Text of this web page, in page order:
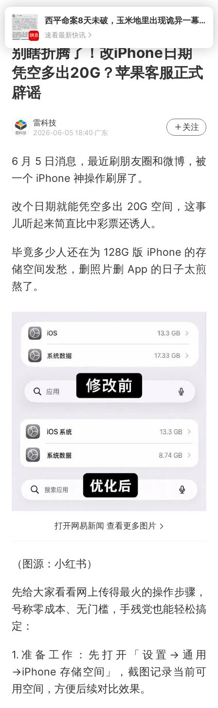
打开西平命案8天未破，玉米地里出现诡异一幕，我突然想起了欧金中
速看最新快讯
别瞎折腾了！改iPhone日期
凭空多出20G？苹果客服正式
辟谣
雷科技
2026-06-05 18:40·广东
关注
6 月 5 日消息，最近刷朋友圈和微博，被
一个 iPhone 神操作刷屏了。
改个日期就能凭空多出 20G 空间，这事
儿听起来简直比中彩票还诱人。
毕竟多少人还在为 128G 版 iPhone 的存
储空间发愁，删照片删 App 的日子太煎
熬了。
打开网易新闻 查看更多图片
（图源：小红书）
先给大家看看网上传得最火的操作步骤，
号称零成本、无门槛，手残党也能轻松搞
定：
1.准备工作：先打开「设置→通用
→iPhone 存储空间」，截图记录当前可
用空间，方便后续对比效果。